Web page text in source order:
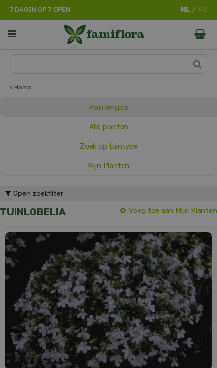
Home
7 DAGEN OP 7 OPEN
Plantengids
Alle planten
Zoek op tuintype
Mijn Planten
Open zoekfilter
TUINLOBELIA Voeg toe aan Mijn Planten